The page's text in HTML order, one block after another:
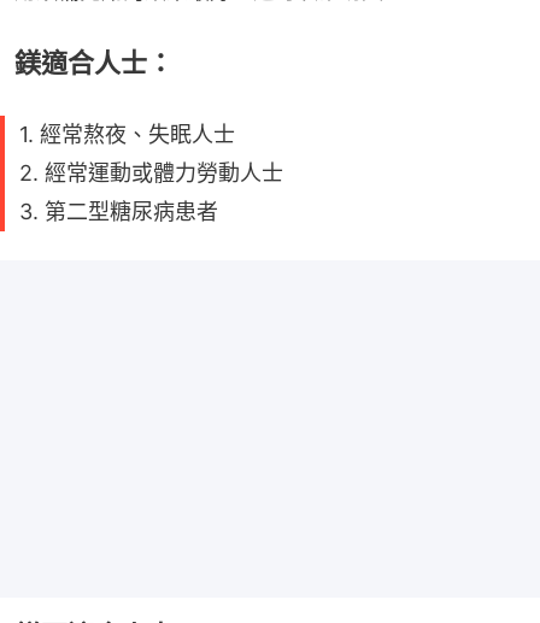
鎂適合人士：
1. 經常熬夜、失眠人士
2. 經常運動或體力勞動人士
3. 第二型糖尿病患者